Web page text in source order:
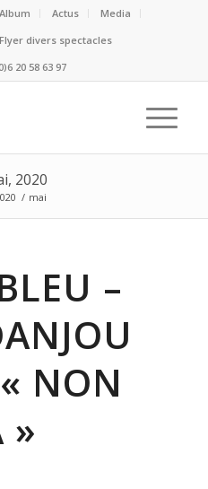
Album Actus
Media
Flyer divers spectacles
20 58 63 97
2020
/ mai
–
NON
»